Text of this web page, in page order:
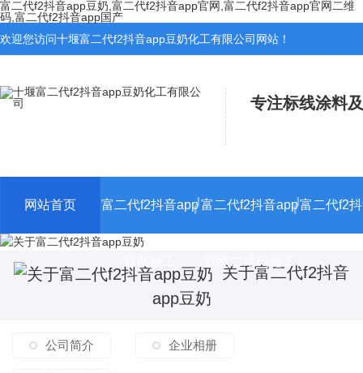
富二代f2抖音app豆奶,富二代f2抖音app官网,富二代f2抖音app官网二维
码,富二代f2抖音app国产
欢迎您访问十堰富二代f2抖音app豆奶化工有限公司网站！
专注标线涂料及
网站首页 富二代f2抖音app 富二代f2抖音app
官网二维码施工
富二代f2
关于富二代f2抖音
app豆奶
公司简介 企业相册